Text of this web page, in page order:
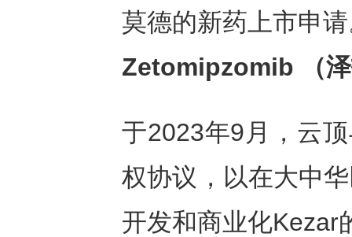
莫德的新药上市申
Zetomipzomib
（
于2023年9月，云
权协议，以在大中
开发和商业化Kezar